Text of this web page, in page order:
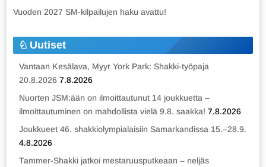
Vuoden 2027 SM-kilpailujen haku avattu!
Uutiset
Vantaan Kesälava, Myyr York Park: Shakki-työpaja
20.8.2026 7.8.2026
Nuorten JSM:ään on ilmoittautunut 14 joukkuetta –
ilmoittautuminen on mahdollista vielä 9.8. saakka! 7.8.2026
Joukkueet 46. shakkiolympialaisiin Samarkandissa 15.–28.9.
4.8.2026
Tammer-Shakki jatkoi mestaruusputkeaan – neljäs